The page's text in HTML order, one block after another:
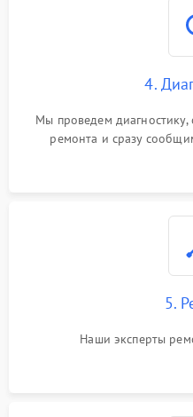
4.
Мы проведем
ремонта и сразу
5.
Наши эксперты